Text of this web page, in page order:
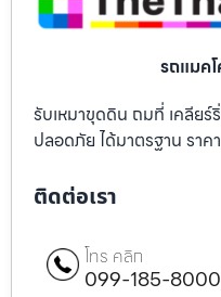
รถแมค
รับเหมาขุดดิน ถมที่ เคลีย
ปลอดภัย ได้มาตรฐาน ราค
ติดต่อเรา
โทร คลิก
099-185-8000